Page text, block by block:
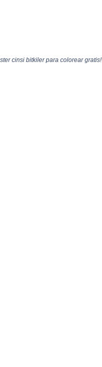
cinsi bitkiler para colorear gratis!